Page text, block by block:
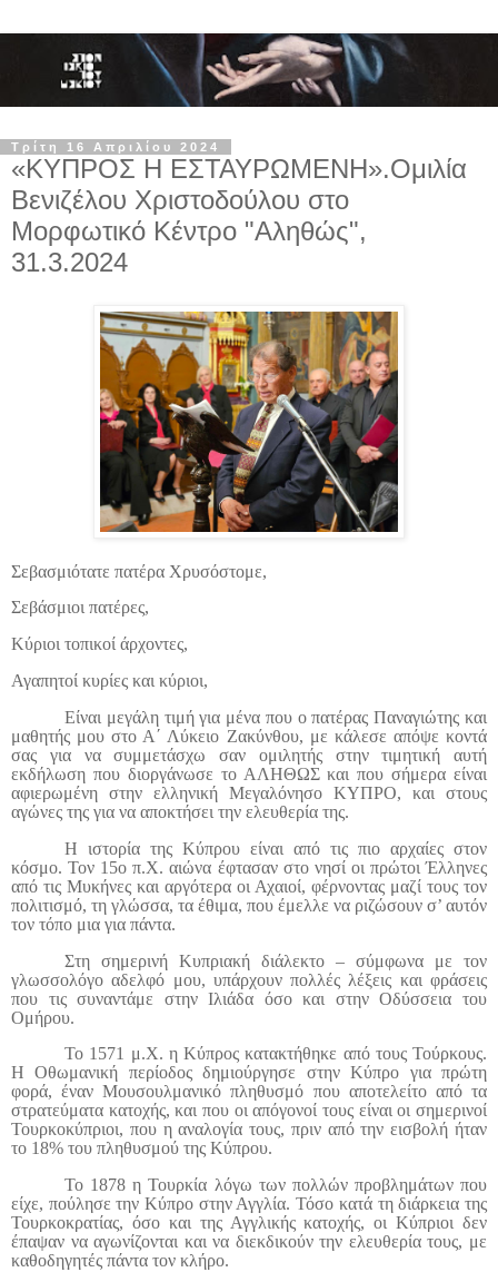
Τρίτη 16 Απριλίου 2024
«ΚΥΠΡΟΣ Η ΕΣΤΑΥΡΩΜΕΝΗ».Ομιλία
Βενιζέλου Χριστοδούλου στο
Μορφωτικό Κέντρο "Αληθώς",
31.3.2024
Σεβασμιότατε πατέρα Χρυσόστομε,
Σεβάσμιοι πατέρες,
Κύριοι τοπικοί άρχοντες,
Αγαπητοί κυρίες και κύριοι,
Είναι μεγάλη τιμή για μένα που ο πατέρας Παναγιώτης και
μαθητής μου στο Α΄ Λύκειο Ζακύνθου, με κάλεσε απόψε κοντά
σας για να συμμετάσχω σαν ομιλητής στην τιμητική αυτή
εκδήλωση που διοργάνωσε το ΑΛΗΘΩΣ και που σήμερα είναι
αφιερωμένη στην ελληνική Μεγαλόνησο ΚΥΠΡΟ, και στους
αγώνες της για να αποκτήσει την ελευθερία της.
Η ιστορία της Κύπρου είναι από τις πιο αρχαίες στον
κόσμο. Τον 15ο π.Χ. αιώνα έφτασαν στο νησί οι πρώτοι Έλληνες
από τις Μυκήνες και αργότερα οι Αχαιοί, φέρνοντας μαζί τους τον
πολιτισμό, τη γλώσσα, τα έθιμα, που έμελλε να ριζώσουν σ’ αυτόν
τον τόπο μια για πάντα.
Στη σημερινή Κυπριακή διάλεκτο – σύμφωνα με τον
γλωσσολόγο αδελφό μου, υπάρχουν πολλές λέξεις και φράσεις
που τις συναντάμε στην Ιλιάδα όσο και στην Οδύσσεια του
Ομήρου.
Το 1571 μ.Χ. η Κύπρος κατακτήθηκε από τους Τούρκους.
Η Οθωμανική περίοδος δημιούργησε στην Κύπρο για πρώτη
φορά, έναν Μουσουλμανικό πληθυσμό που αποτελείτο από τα
στρατεύματα κατοχής, και που οι απόγονοί τους είναι οι σημερινοί
Τουρκοκύπριοι, που η αναλογία τους, πριν από την εισβολή ήταν
το 18% του πληθυσμού της Κύπρου.
Το 1878 η Τουρκία λόγω των πολλών προβλημάτων που
είχε, πούλησε την Κύπρο στην Αγγλία. Τόσο κατά τη διάρκεια της
Τουρκοκρατίας, όσο και της Αγγλικής κατοχής, οι Κύπριοι δεν
έπαψαν να αγωνίζονται και να διεκδικούν την ελευθερία τους, με
καθοδηγητές πάντα τον κλήρο.